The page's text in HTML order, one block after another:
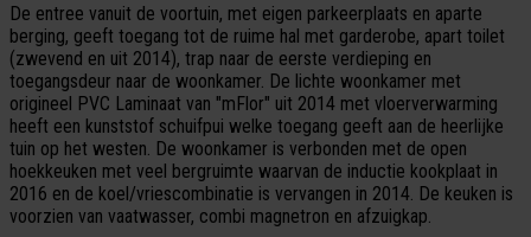
De entree vanuit de voortuin, met eigen parkeerplaats en aparte
berging, geeft toegang tot de ruime hal met garderobe, apart toilet
(zwevend en uit 2014), trap naar de eerste verdieping en
toegangsdeur naar de woonkamer. De lichte woonkamer met
origineel PVC Laminaat van "mFlor" uit 2014 met vloerverwarming
heeft een kunststof schuifpui welke toegang geeft aan de heerlijke
tuin op het westen. De woonkamer is verbonden met de open
hoekkeuken met veel bergruimte waarvan de inductie kookplaat in
2016 en de koel/vriescombinatie is vervangen in 2014. De keuken is
voorzien van vaatwasser, combi magnetron en afzuigkap.